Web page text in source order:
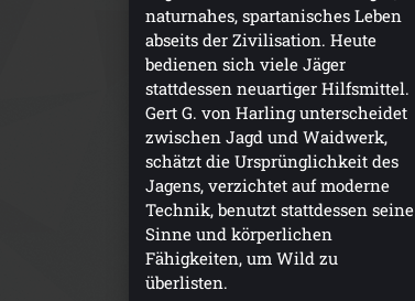
naturnahes, spartanisches Leben
abseits der Zivilisation. Heute
bedienen sich viele Jäger
stattdessen neuartiger Hilfsmittel.
Gert G. von Harling unterscheidet
zwischen Jagd und Waidwerk,
schätzt die Ursprünglichkeit des
Jagens, verzichtet auf moderne
Technik, benutzt stattdessen seine
Sinne und körperlichen
Fähigkeiten, um Wild zu
überlisten.